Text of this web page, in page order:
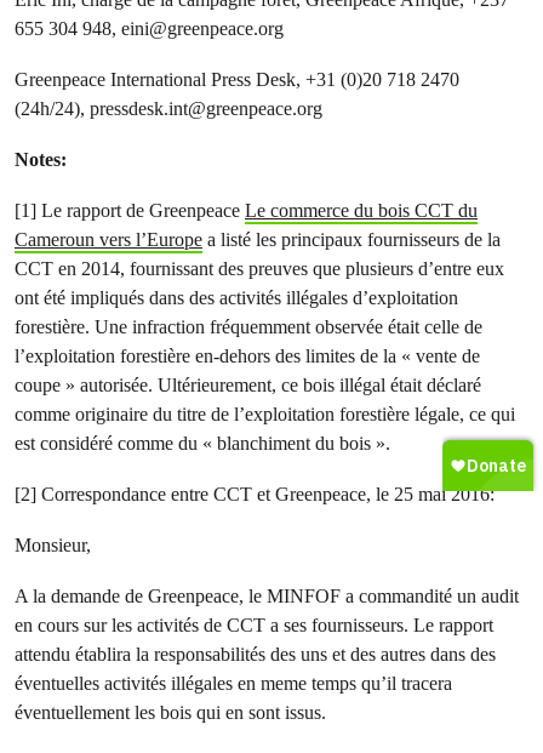
655 304 948, eini@greenpeace.org
Greenpeace International Press Desk, +31 (0)20 718 2470
(24h/24), pressdesk.int@greenpeace.org
Notes:
[1] Le rapport de Greenpeace Le commerce du bois CCT du
Cameroun vers l’Europe a listé les principaux fournisseurs de la
CCT en 2014, fournissant des preuves que plusieurs d’entre eux
ont été impliqués dans des activités illégales d’exploitation
forestière. Une infraction fréquemment observée était celle de
l’exploitation forestière en-dehors des limites de la « vente de
coupe » autorisée. Ultérieurement, ce bois illégal était déclaré
comme originaire du titre de l’exploitation forestière légale, ce qui
est considéré comme du « blanchiment du bois ».
[2] Correspondance entre CCT et Greenpeace, le 25 mai 2016:
Monsieur,
A la demande de Greenpeace, le MINFOF a commandité un audit
en cours sur les activités de CCT a ses fournisseurs. Le rapport
attendu établira la responsabilités des uns et des autres dans des
éventuelles activités illégales en meme temps qu’il tracera
éventuellement les bois qui en sont issus.